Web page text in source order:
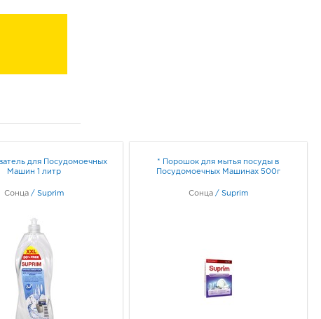
для Посудомоечных
Машин 1 литр
Сонца /Suprim
* Порошок для мытья посуды в
Посудомоечных Машинах 500г
Сонца /Suprim